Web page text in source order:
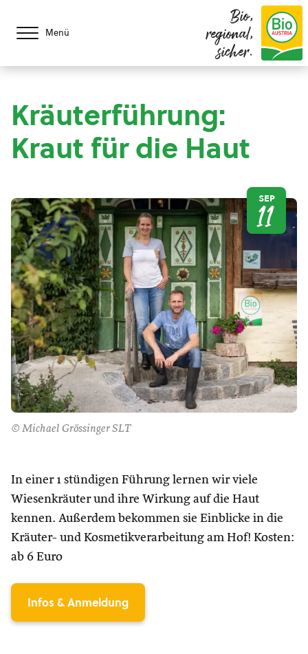
Menü
Bio,
regional,
sicher.
Kräuterführung:
Kraut für die Haut
© Michael Grössinger SLT
SEP
11
In einer 1 stündigen Führung lernen wir viele
Wiesenkräuter und ihre Wirkung auf die Haut
kennen. Außerdem bekommen sie Einblicke in die
Kräuter- und Kosmetikverarbeitung am Hof! Kosten:
ab 6 Euro
Infos & Anmeldung